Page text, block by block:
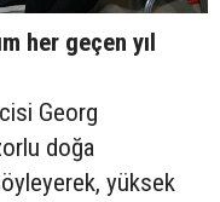
her geçen yıl
Georg
doğa
yüksek